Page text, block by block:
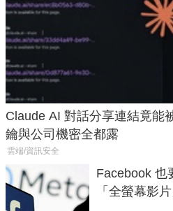
Claude AI 對話分享連結竟能
鑰與公司機密全都露
雲端/資訊安全
Facebook 也
「全螢幕影